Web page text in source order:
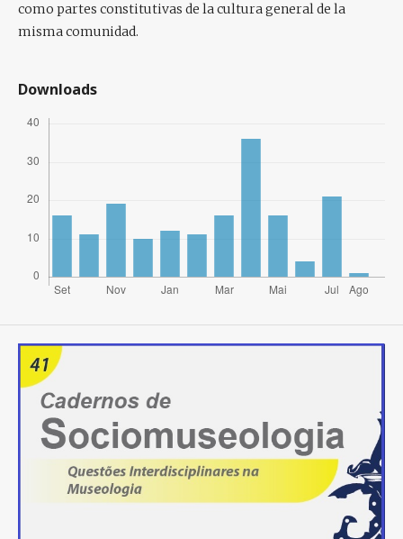
como partes constitutivas de la cultura general de la
misma comunidad.
Downloads